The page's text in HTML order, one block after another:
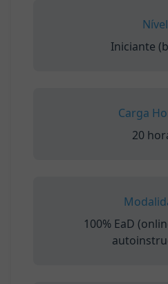
Nível
Iniciante
Carga
20
100% EaD